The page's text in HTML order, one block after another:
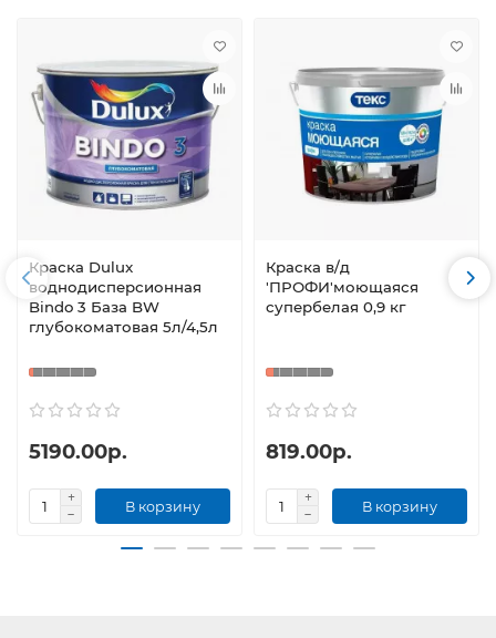
Краска Dulux
воднодисперсионная
Bindo 3 База BW
глубокоматовая 5л/4,5л
5190.00р.
В корзину
Краска в/д
'ПРОФИ'моющаяся
супербелая 0,9 кг
819.00р.
В корзину